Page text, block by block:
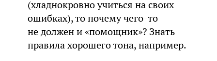
(хладнокровно учиться на своих
ошибках), то почему чего-то
не должен и «помощник»? Знать
правила хорошего тона, например.